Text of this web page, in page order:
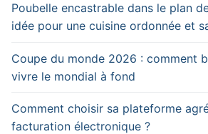
Poubelle encastrable dans le plan
idée pour une cuisine ordonnée et
Coupe du monde 2026 : comment
vivre le mondial à fond
Comment choisir sa plateforme
facturation électronique ?